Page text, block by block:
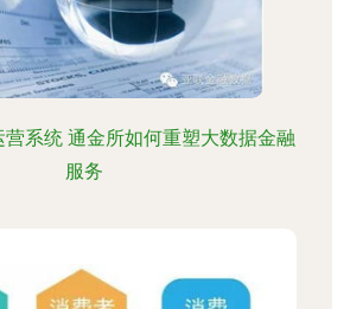
系统 通金所如何重塑大数据金融
服务